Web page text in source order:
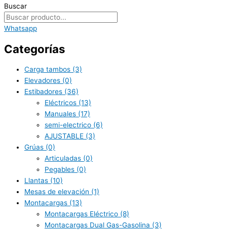
Buscar
Whatsapp
Categorías
Carga tambos (3)
Elevadores (0)
Estibadores (36)
Eléctricos (13)
Manuales (17)
semi-electrico (6)
AJUSTABLE (3)
Grúas (0)
Articuladas (0)
Pegables (0)
Llantas (10)
Mesas de elevación (1)
Montacargas (13)
Montacargas Eléctrico (8)
Montacargas Dual Gas-Gasolina (3)